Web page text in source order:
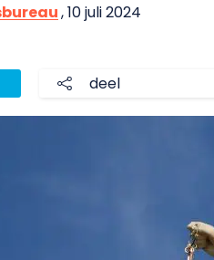
, 10 juli 2024
deel